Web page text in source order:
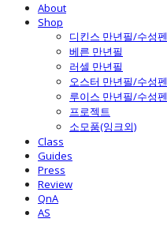
About
Shop
디킨스 만년필/수성펜
베른 만년필
러셀 만년필
오스터 만년필/수성펜
루이스 만년필/수성펜
프로젝트
소모품(잉크외)
Class
Guides
Press
Review
QnA
AS